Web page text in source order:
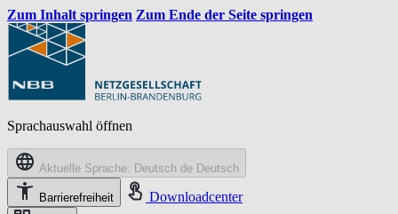
Zum Inhalt springen Zum Ende der Seite springen
Sprachauswahl öffnen
Aktuelle Sprache: Deutsch de Deutsch
Barrierefreiheit Downloadcenter